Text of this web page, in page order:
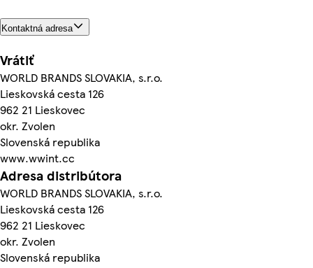
Kontaktná adresa
Vrátiť
WORLD BRANDS SLOVAKIA, s.r.o.
Lieskovská cesta 126
962 21 Lieskovec
okr. Zvolen
Slovenská republika
www.wwint.cc
Adresa distribútora
WORLD BRANDS SLOVAKIA, s.r.o.
Lieskovská cesta 126
962 21 Lieskovec
okr. Zvolen
Slovenská republika